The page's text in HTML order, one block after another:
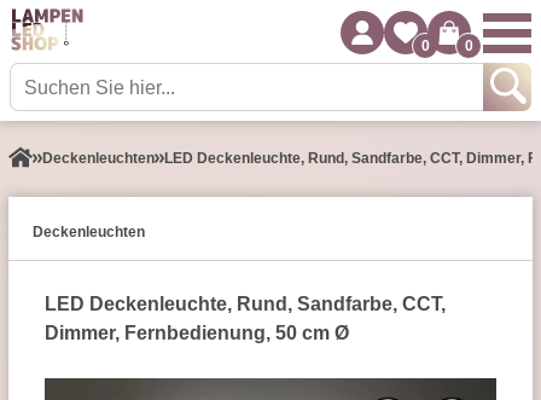
0 0
Decken­leuchten LED Deckenleuchte, Rund, Sandfarbe, CCT, Dimmer,
Decken­leuchten
LED Deckenleuchte, Rund, Sandfarbe, CCT,
Dimmer, Fernbedienung, 50 cm Ø